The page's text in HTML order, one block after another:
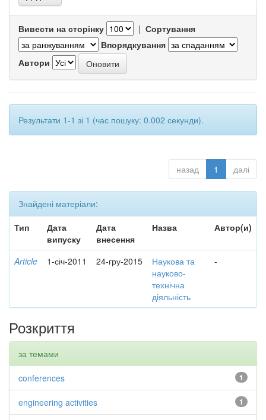
Вивести на сторінку | Сортування
Впорядкування
Автори
Результати 1-1 зі 1 (час пошуку: 0.002 секунди).
назад 1 далі
Знайдені матеріали:
Тип
Дата
випуску
Дата
внесення
Назва Автор(и)
Article 1-січ-2011 24-гру-2015
Наукова та
науково-
технічна
діяльність
-
Розкриття
за темами
1
conferences
1
engineering activities